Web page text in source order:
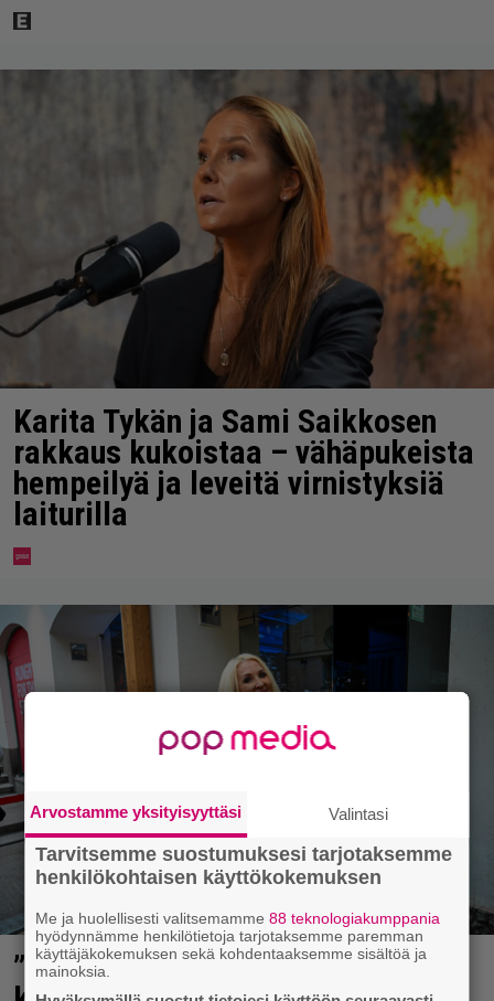
Karita Tykän ja Sami Saikkosen
rakkaus kukoistaa – vähäpukeista
hempeilyä ja leveitä virnistyksiä
laiturilla
”Mitä isompi vehje, sen paremmin
Arvostamme yksityisyyttäsi Valintasi
Tarvitsemme suostumuksesi tarjotaksemme
henkilökohtaisen käyttökokemuksen
Me ja huolellisesti valitsemamme88 teknologiakumppania
hyödynnämme henkilötietoja tarjotaksemme paremman
käyttäjäkokemuksen sekä kohdentaaksemme sisältöä ja
mainoksia.